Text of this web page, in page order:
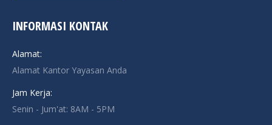
INFORMASI KONTAK
Alamat:
Alamat Kantor Yayasan Anda
Jam Kerja:
Senin - Jum'at: 8AM - 5PM